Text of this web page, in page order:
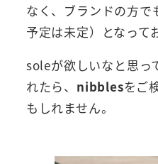
なく、ブランドの方
予定は未定）となって
soleが欲しいなと思っ
れたら、 nibblesをご
もしれません。